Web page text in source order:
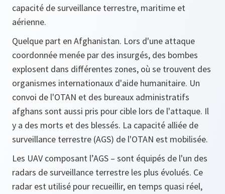
capacité de surveillance terrestre, maritime et
aérienne.
Quelque part en Afghanistan. Lors d'une attaque
coordonnée menée par des insurgés, des bombes
explosent dans différentes zones, où se trouvent des
organismes internationaux d'aide humanitaire. Un
convoi de l'OTAN et des bureaux administratifs
afghans sont aussi pris pour cible lors de l'attaque. Il
y a des morts et des blessés. La capacité alliée de
surveillance terrestre (AGS) de l'OTAN est mobilisée.
Les UAV composant l’AGS – sont équipés de l'un des
radars de surveillance terrestre les plus évolués. Ce
radar est utilisé pour recueillir, en temps quasi réel,